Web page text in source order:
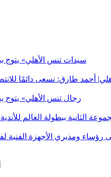
«سيدات تنس الأهلي» يتوج
أحمد طارق: نسعى دائمًا
«رجال تنس الأهلي» يتوج
ومديري الأجهزة الفنية